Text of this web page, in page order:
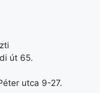
út 65.
utca 9-27.